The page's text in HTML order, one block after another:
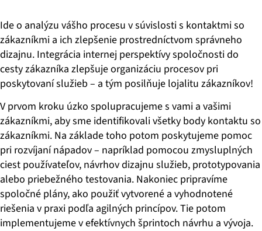
Ide o analýzu vášho procesu v súvislosti s kontaktmi so
zákazníkmi a ich zlepšenie prostredníctvom správneho
dizajnu. Integrácia internej perspektívy spoločnosti do
cesty zákazníka zlepšuje organizáciu procesov pri
poskytovaní služieb – a tým posilňuje lojalitu zákazníkov!
V prvom kroku úzko spolupracujeme s vami a vašimi
zákazníkmi, aby sme identifikovali všetky body kontaktu so
zákazníkmi. Na základe toho potom poskytujeme pomoc
pri rozvíjaní nápadov – napríklad pomocou zmysluplných
ciest používateľov, návrhov dizajnu služieb, prototypovania
alebo priebežného testovania. Nakoniec pripravíme
spoločné plány, ako použiť vytvorené a vyhodnotené
riešenia v praxi podľa agilných princípov. Tie potom
implementujeme v efektívnych šprintoch návrhu a vývoja.